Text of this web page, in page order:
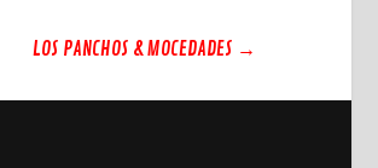
LOS PANCHOS & MOCEDADES →